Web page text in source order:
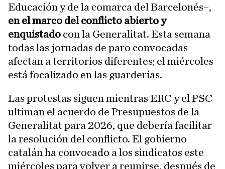
Educación y de la comarca del Barcelonés–,
en el marco del conflicto abierto y
enquistado con la Generalitat. Esta semana
todas las jornadas de paro convocadas
afectan a territorios diferentes; el miércoles
está focalizado en las guarderías.
Las protestas siguen mientras ERC y el PSC
ultiman el acuerdo de Presupuestos de la
Generalitat para 2026, que debería facilitar
la resolución del conflicto. El gobierno
catalán ha convocado a los sindicatos este
miércoles para volver a reunirse, después de